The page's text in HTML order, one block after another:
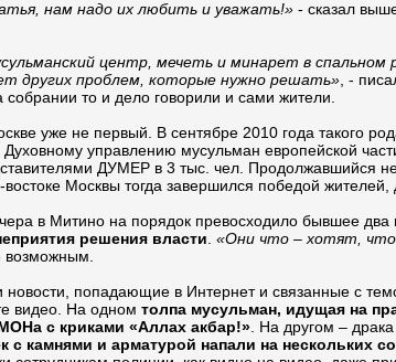
нам надо их любить и уважать!» - сказал
центр, мечеть и минарет в
других проблем, которые нужно решать» , -
то и дело говорили и сами жители.
уже не первый. В сентябре 2010 года такого
управлению мусульман европейской
ДУМЕР в 3 тыс. чел. Продолжавшийся
Москвы тогда завершился победой
в Митино на порядок превосходило бывшее два
решения власти «Они что – хотят,
возможным.
попадающие в Интернет и связанные с
видео. На одном толпа мусульман, идущая на
с криками «Аллах акбар!» . На другом –
с камнями и арматурой напали на